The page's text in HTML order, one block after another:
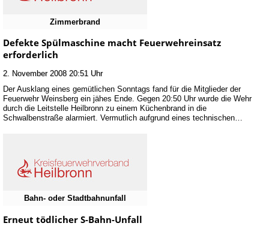
Zimmerbrand
Defekte Spülmaschine macht Feuerwehreinsatz
erforderlich
2. November 2008 20:51 Uhr
Der Ausklang eines gemütlichen Sonntags fand für die Mitglieder der
Feuerwehr Weinsberg ein jähes Ende. Gegen 20:50 Uhr wurde die Wehr
durch die Leitstelle Heilbronn zu einem Küchenbrand in die
Schwalbenstraße alarmiert. Vermutlich aufgrund eines technischen…
Bahn- oder Stadtbahnunfall
Erneut tödlicher S-Bahn-Unfall